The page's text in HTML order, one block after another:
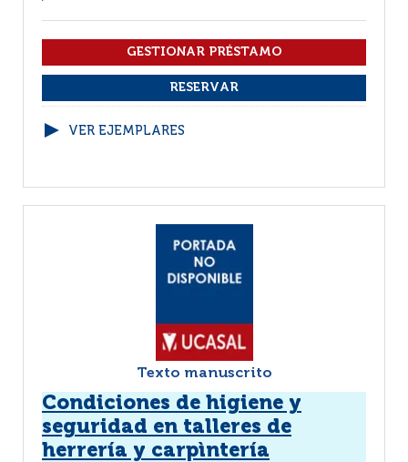
VER EJEMPLARES
Texto manuscrito
Condiciones de higiene y
seguridad en talleres de
herrería y carpìntería